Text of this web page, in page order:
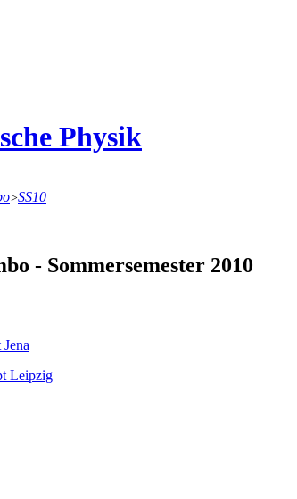
Physik
>SS10
- Sommersemester 2010
Leipzig